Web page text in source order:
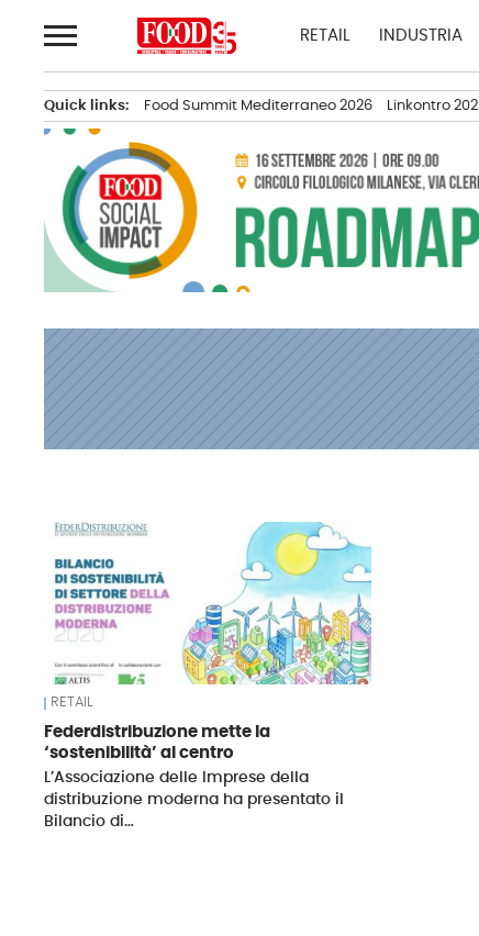
al
RETAIL INDUSTRIA
Quick links: Food Summit Mediterraneo 2026 Linkontro
News
RETAIL
Federdistribuzione mette la
‘sostenibilità’ al centro
L’Associazione delle Imprese della
distribuzione moderna ha presentato il
Bilancio di…